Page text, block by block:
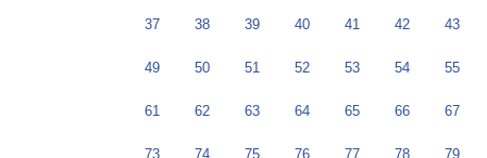
37 38 39 40 41 42 43
49 50 51 52 53 54 55
61 62 63 64 65 66 67
73 74 75 76 77 78 79